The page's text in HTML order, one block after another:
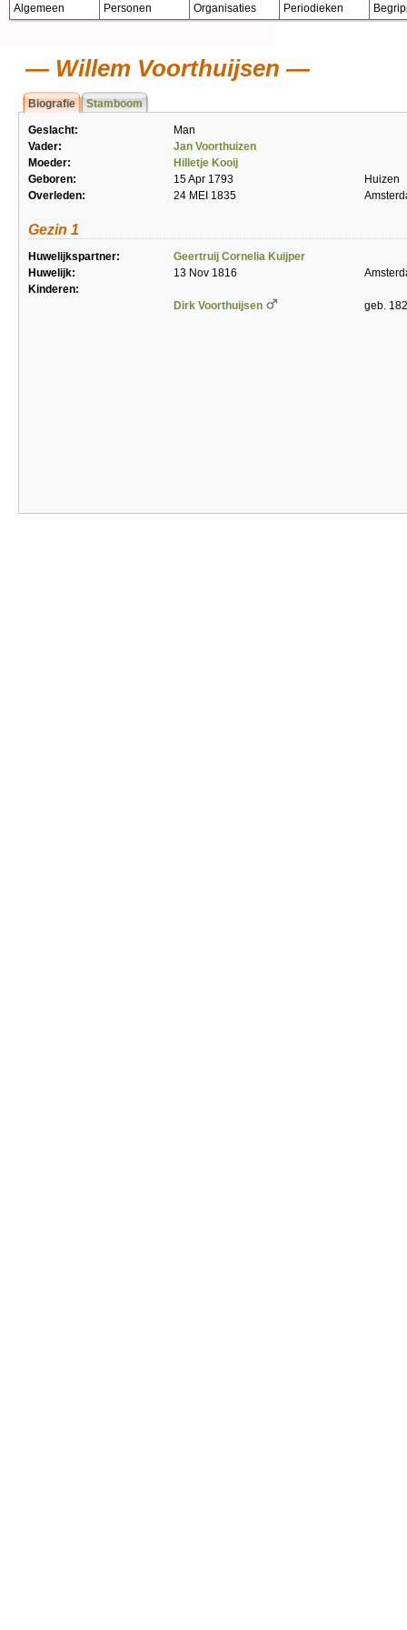
Algemeen Personen Organisaties Periodieken
Willem Voorthuijsen
Biografie Stamboom
Geslacht:
Man
Vader:
Jan Voorthuizen
Moeder:
Hilletje Kooij
Geboren:
15 Apr 1793
Huizen
Overleden:
24 MEI 1835
Gezin 1
Huwelijkspartner:
Geertruij Cornelia Kuijper
Huwelijk:
13 Nov 1816
Kinderen:
Dirk Voorthuijsen
geb.